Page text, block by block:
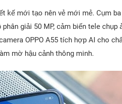
kế mới tạo nên vẻ mới mẻ. Cụm
giải 50 MP, cảm biến tele chụp
OPPO A55 tích hợp AI cho
mờ hậu cảnh thông minh.